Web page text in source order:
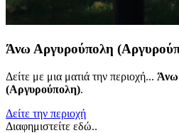
Άνω Αργυρούπολη
Δείτε με μια ματιά την περιοχή... Άνω
(Αργυρούπολη).
Δείτε την περιοχή
Διαφημιστείτε εδώ..